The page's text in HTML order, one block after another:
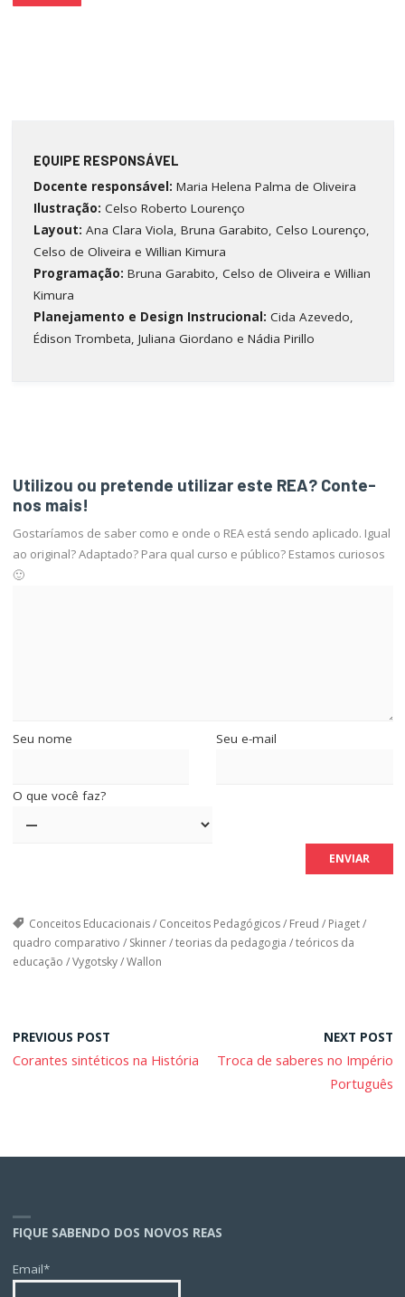
EQUIPE RESPONSÁVEL
Docente responsável: Maria Helena Palma de Oliveira
Ilustração: Celso Roberto Lourenço
Layout: Ana Clara Viola, Bruna Garabito, Celso Lourenço,
Celso de Oliveira e Willian Kimura
Programação: Bruna Garabito, Celso de Oliveira e Willian
Kimura
Planejamento e Design Instrucional: Cida Azevedo,
Édison Trombeta, Juliana Giordano e Nádia Pirillo
Utilizou ou pretende utilizar este REA? Conte-
nos mais!
Gostaríamos de saber como e onde o REA está sendo aplicado. Igual
ao original? Adaptado? Para qual curso e público? Estamos curiosos
🙂
Seu nome Seu e-mail
O que você faz?
Conceitos Educacionais/ Conceitos Pedagógicos/ Freud / Piaget/
quadro comparativo / Skinner/teorias da pedagogia /teóricos da
educação /Vygotsky/Wallon
PREVIOUS POST
Corantes sintéticos na História
NEXT POST
Troca de saberes no Império
Português
FIQUE SABENDO DOS NOVOS REAS
Email*